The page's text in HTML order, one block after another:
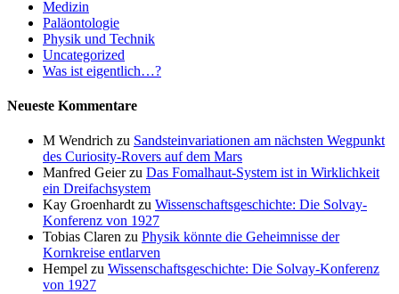
Medizin
Paläontologie
Physik und Technik
Uncategorized
Was ist eigentlich…?
Neueste Kommentare
M Wendrich zu Sandsteinvariationen am nächsten Wegpunkt
des Curiosity-Rovers auf dem Mars
Manfred Geierzu Das Fomalhaut-System ist in Wirklichkeit
ein Dreifachsystem
Kay Groenhardt zu Wissenschaftsgeschichte: Die Solvay-
Konferenz von 1927
Tobias Claren zu Physik könnte die Geheimnisse der
Kornkreise entlarven
Hempel zu Wissenschaftsgeschichte: Die Solvay-Konferenz
von 1927